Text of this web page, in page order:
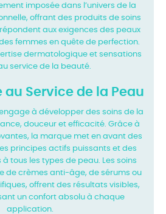
imposée dans l’univers de la
offrant des produits de soins
aux exigences des peaux
femmes en quête de perfection.
dermatologique et sensations
service de la beauté.
au Service de la Peau
à développer des soins de la
douceur et efficacité. Grâce à
la marque met en avant des
principes actifs puissants et des
tous les types de peau. Les soins
de crèmes anti-âge, de sérums ou
offrent des résultats visibles,
un confort absolu à chaque
application.